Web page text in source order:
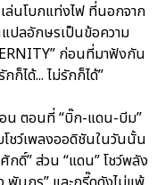
นโบกแท่งไฟ ที่นอกจาก
ลอักษรเป็นข้อความ
ก่อนที่มาฟังกัน
ก็ได้... ไม่รักก็ได้”
น ตอนที่ “บิ๊ก-แดน-บีม”
ชว์เพลงออดิชันในวันนั้น
กดิ์” ส่วน “แดน” โชว์พลัง